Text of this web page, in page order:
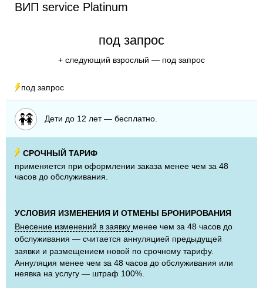
ВИП service Platinum
под запрос
+ следующий взрослый — под запрос
ursoпод запрос
Дети до 12 лет — бесплатно.
УСЛОВИЯ ИЗМЕНЕНИЯ И ОТМЕНЫ БРОНИРОВАНИЯ
Внесение изменений в заявку менее чем за 48 часов до
обслуживания — считается аннуляцией предыдущей
заявки и размещением новой по срочному тарифу.
Аннуляция менее чем за 48 часов до обслуживания или
неявка на услугу — штраф 100%.
URSOСРОЧНЫЙ ТАРИФ
применяется при оформлении заказа менее чем за 48
часов до обслуживания.